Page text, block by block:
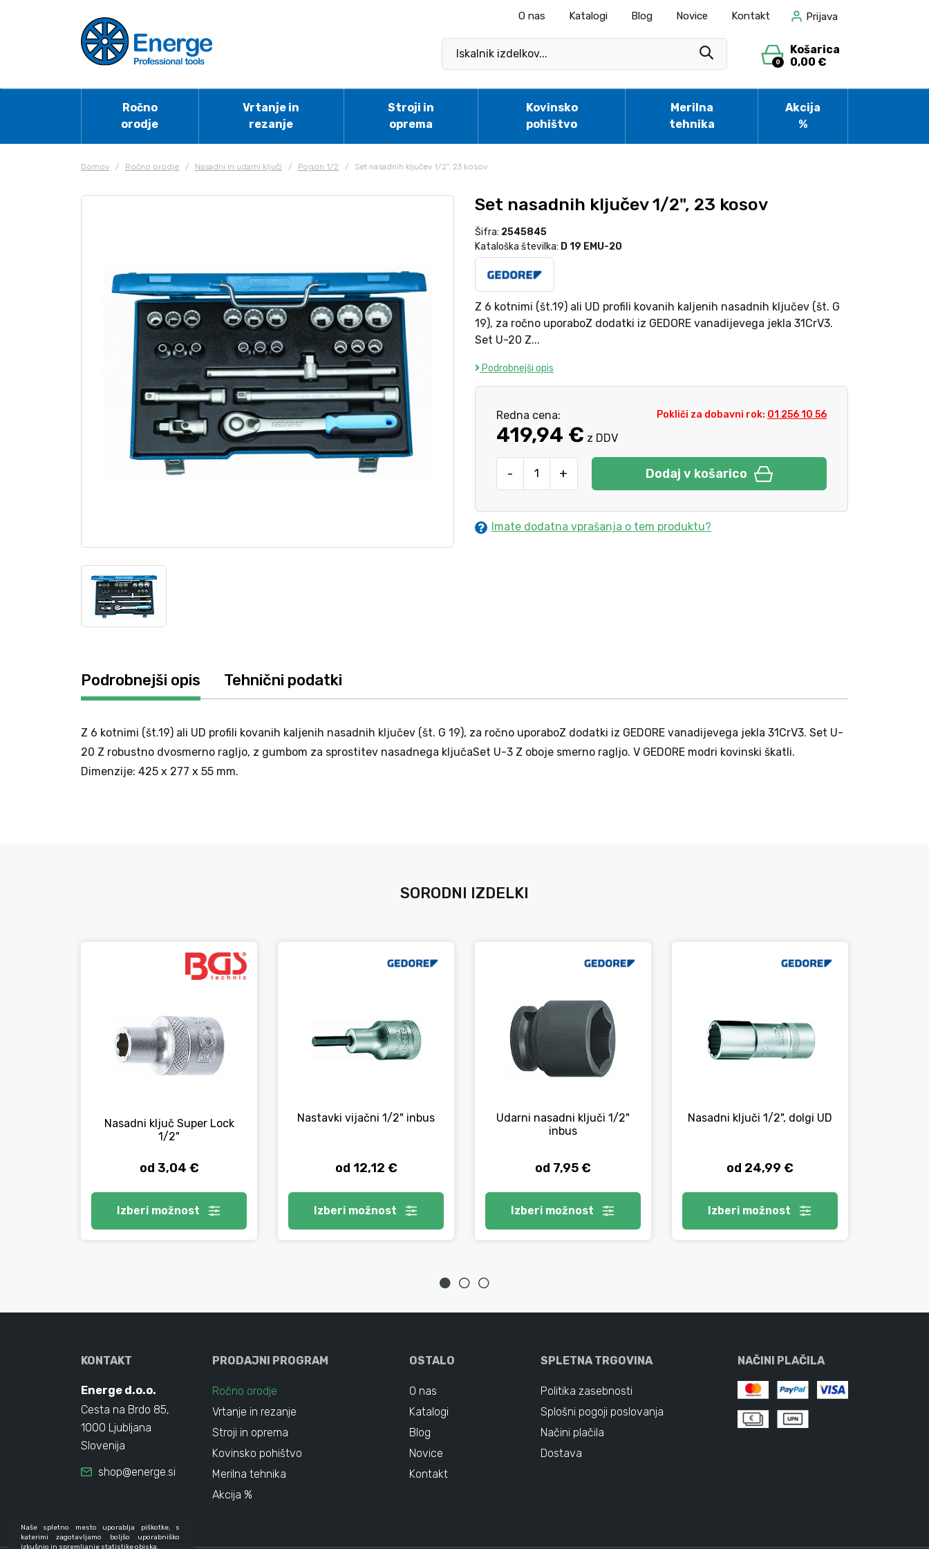
O nas Katalogi Blog Novice Kontakt Prijava
0
Košarica
0,00 €
Ročno
orodje
Vrtanje in
rezanje
Stroji in
oprema
Kovinsko
pohištvo
Merilna
tehnika
Akcija
%
Domov / Ročno orodje / Nasadni in udarni ključi / Pogon 1/2 / Set nasadnih ključev 1/2", 23 kosov
Set nasadnih ključev 1/2", 23 kosov
Šifra: 2545845
Kataloška številka: D 19 EMU-20
Z 6 kotnimi (št.19) ali UD profili kovanih kaljenih nasadnih ključev (št. G
19), za ročno uporaboZ dodatki iz GEDORE vanadijevega jekla 31CrV3.
Set U-20 Z...
Podrobnejši opis
Pokliči za dobavni rok: 01 256 10 56
Redna cena:
419,94 € z DDV
- + Dodaj v košarico
Imate dodatna vprašanja o tem produktu?
Podrobnejši opis Tehnični podatki
Z 6 kotnimi (št.19) ali UD profili kovanih kaljenih nasadnih ključev (št. G 19), za ročno uporaboZ dodatki iz GEDORE vanadijevega jekla 31CrV3. Set U-
20 Z robustno dvosmerno ragljo, z gumbom za sprostitev nasadnega ključaSet U-3 Z oboje smerno ragljo. V GEDORE modri kovinski škatli.
Dimenzije: 425 x 277 x 55 mm.
SORODNI IZDELKI
Nasadni ključ Super Lock
1/2"
od 3,04 €
Izberi možnost
Nastavki vijačni 1/2" inbus
od 12,12 €
Izberi možnost
Udarni nasadni ključi 1/2"
inbus
od 7,95 €
Izberi možnost
Nasadni ključi 1/2", dolgi UD
od 24,99 €
Izberi možnost
KONTAKT
Energe d.o.o.
Cesta na Brdo 85,
1000 Ljubljana
Slovenija
shop@energe.si
PRODAJNI PROGRAM
Ročno orodje
Vrtanje in rezanje
Stroji in oprema
Kovinsko pohištvo
Merilna tehnika
Akcija %
OSTALO
O nas
Katalogi
Blog
Novice
Kontakt
SPLETNA TRGOVINA
Politika zasebnosti
Splošni pogoji poslovanja
Načini plačila
Dostava
NAČINI PLAČILA
Naše spletno mesto uporablja piškotke, s
katerimi zagotavljamo boljšo uporabniško
izkušnjo in spremljanje statistike obiska.